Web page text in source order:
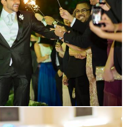
777